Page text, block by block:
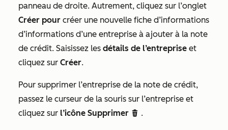
panneau de droite. Autrement, cliquez sur l’onglet
Créer pour créer une nouvelle fiche d’informations
d’informations d’une entreprise à ajouter à la note
de crédit. Saisissez les détails de l’entreprise et
cliquez sur Créer.
Pour supprimer l’entreprise de la note de crédit,
passez le curseur de la souris sur l’entreprise et
cliquez sur l’icône Supprimer delete .